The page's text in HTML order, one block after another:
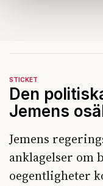
STICKET
Den
Jemens
Jemens
anklagelser om
oegentligheter